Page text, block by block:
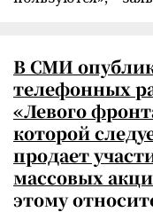
В СМИ
телефонных
«Левого
которой
продает
массовых
этому